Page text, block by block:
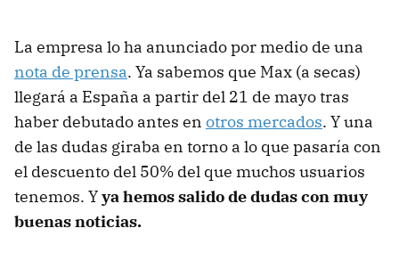
La empresa lo ha anunciado por medio de una
nota de prensa. Ya sabemos que Max (a secas)
llegará a España a partir del 21 de mayo tras
haber debutado antes en otros mercados. Y una
de las dudas giraba en torno a lo que pasaría con
el descuento del 50% del que muchos usuarios
tenemos. Yya hemos salido de dudas con muy
buenas noticias.